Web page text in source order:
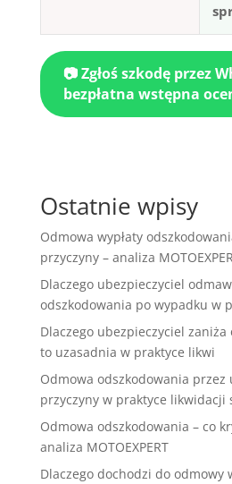
📷 Zgłoś szkodę przez
bezpłatna wstępna
Ostatnie wpisy
Odmowa wypłaty
przyczyny – analiza
Dlaczego ubezpieczyciel
odszkodowania po wypadku w
Dlaczego ubezpieczyciel
to uzasadnia w praktyce likwi
Odmowa odszkodowania przez
przyczyny w praktyce likwidacji
Odmowa odszkodowania – co
analiza MOTOEXPERT
Dlaczego dochodzi do odmowy